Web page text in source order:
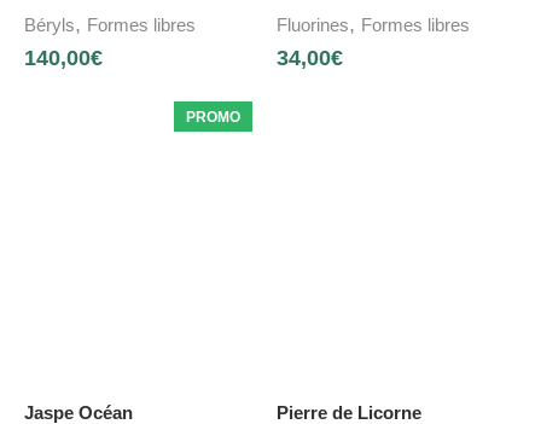
Béryls, Formes libres
140,00€
Fluorines, Formes libres
34,00€
PROMO
Jaspe Océan
Pierre de Licorne